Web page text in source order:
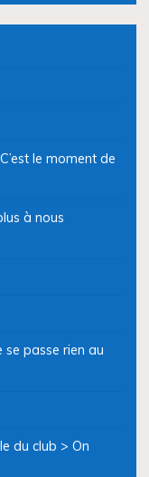
le moment de
à nous
se passe rien au
du club > On